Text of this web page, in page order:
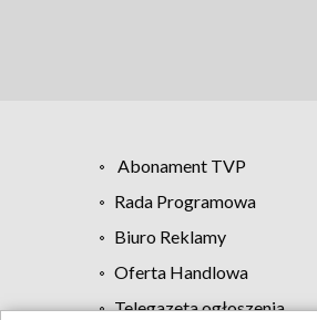
Abonament TVP
Rada Programowa
Biuro Reklamy
Oferta Handlowa
Telegazeta ogłoszenia